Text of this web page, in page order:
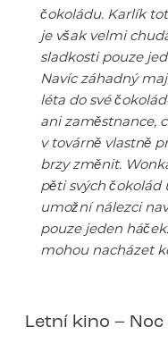
čokoládu. Karlík
je však velmi
sladkosti pouze
Navíc záhadný
léta do své
ani zaměstnance,
v továrně vlastně
brzy změnit.
pěti svých
umožní nálezci
pouze jeden
mohou nacházet
Letní kino –